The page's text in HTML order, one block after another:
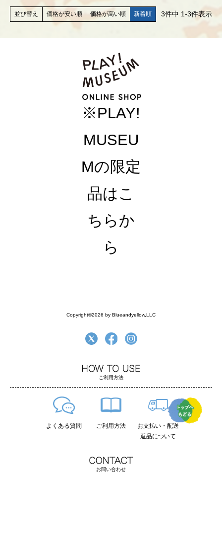
並び替え 価格が安い順 価格が高い順 新着順 3件中 1-3件表示
※PLAY!
MUSEU
Mの限定
品はこ
ちらか
ら
Copyright©2026 by Blueandyellow,LLC
お問い合わせ
ご利用方法
よくある質問 ご利用方法
お支払い・配送
返品について